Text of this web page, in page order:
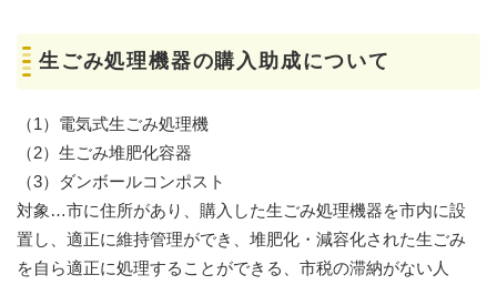
生ごみ処理機器の購入助成について
（1）電気式生ごみ処理機
（2）生ごみ堆肥化容器
（3）ダンボールコンポスト
対象…市に住所があり、購入した生ごみ処理機器を市内に設
置し、適正に維持管理ができ、堆肥化・減容化された生ごみ
を自ら適正に処理することができる、市税の滞納がない人